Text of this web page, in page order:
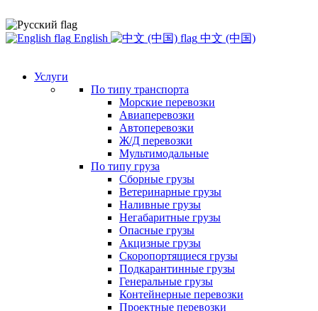
English 中文 (中国)
Услуги
По типу транспорта
Морские перевозки
Авиаперевозки
Автоперевозки
Ж/Д перевозки
Мультимодальные
По типу груза
Сборные грузы
Ветеринарные грузы
Наливные грузы
Негабаритные грузы
Опасные грузы
Акцизные грузы
Скоропортящиеся грузы
Подкарантинные грузы
Генеральные грузы
Контейнерные перевозки
Проектные перевозки